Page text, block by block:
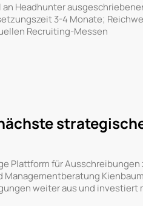
Headhunter
3-4 Monate;
Recruiting-Messen
Plattform für
Managementberatung
weiter aus und investiert